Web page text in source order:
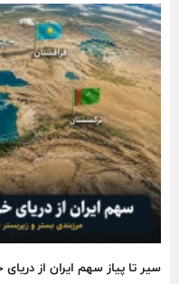
سیر تا پیاز سهم ایران از دریای